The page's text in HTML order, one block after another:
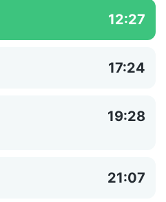
12:27
17:24
19:28
21:07